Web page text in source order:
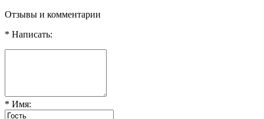
Отзывы и комментарии
* Написать:
* Имя: